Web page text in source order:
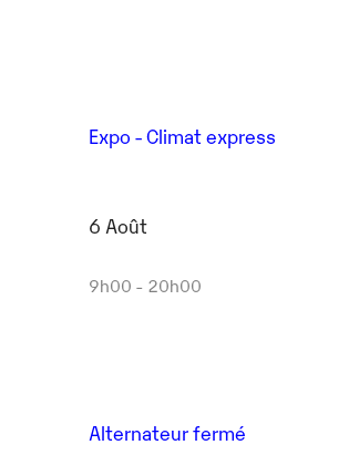
Expo - Climat express
6 Août
9h00 - 20h00
Alternateur fermé